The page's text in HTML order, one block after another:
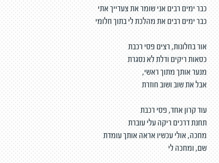
כבר ימים רבים אני שומר את צעדייך אתי
כבר ימים רבים את מהלכת לי בתוך חלומי
אור בחלונות, רצים פסי רכבת
כסאות ריקים ודלת לא נסגרת
מנער אותך מתוך ראשי,
אבל את שוב ושוב חוזרת
עוד קרון אחד, פסי רכבת
תחנת דרכים ריקה עלי עוברת
מחכה, אולי עכשיו אראה אותך עומדת
שם, ומחכה לי